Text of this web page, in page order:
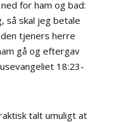
for ham og bad:
så skal jeg betale
tjeners herre
gå og eftergav
18:23-
talt umuligt at